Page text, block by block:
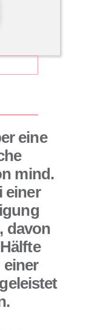
eine
mind.
einer
davon